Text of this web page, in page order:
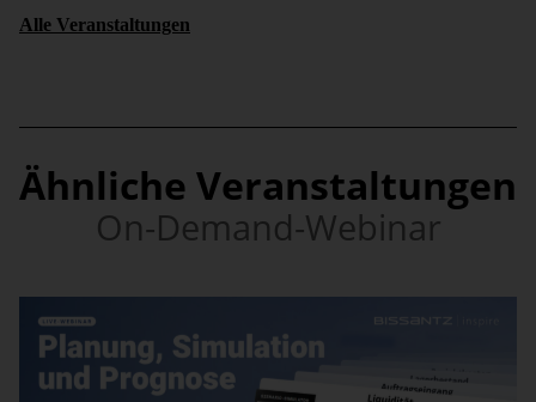
Alle Veranstaltungen
Ähnliche Veranstaltungen
On-Demand-Webinar